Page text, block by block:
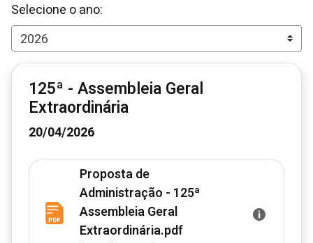
Selecione o ano:
125ª - Assembleia Geral
Extraordinária
20/04/2026
Proposta de
Administração - 125ª
Assembleia Geral
Extraordinária.pdf